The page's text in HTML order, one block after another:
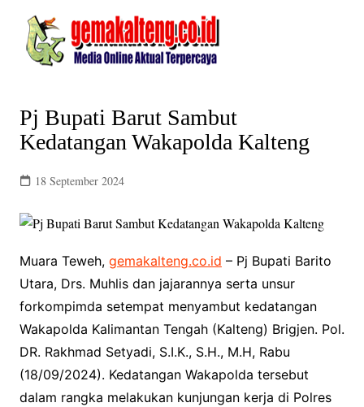
content
Pj Bupati Barut Sambut
Kedatangan Wakapolda Kalteng
18 September 2024
Muara Teweh, gemakalteng.co.id – Pj Bupati Barito
Utara, Drs. Muhlis dan jajarannya serta unsur
forkompimda setempat menyambut kedatangan
Wakapolda Kalimantan Tengah (Kalteng) Brigjen. Pol.
DR. Rakhmad Setyadi, S.I.K., S.H., M.H, Rabu
(18/09/2024). Kedatangan Wakapolda tersebut
dalam rangka melakukan kunjungan kerja di Polres